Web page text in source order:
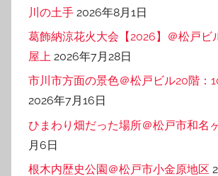
川の土手 2026年8月1日
葛飾納涼花火大会【2026】＠松戸ビ
屋上 2026年7月28日
市川市方面の景色＠松戸ビル20階：
2026年7月16日
ひまわり畑だった場所＠松戸市和名
月6日
根木内歴史公園＠松戸市小金原地区